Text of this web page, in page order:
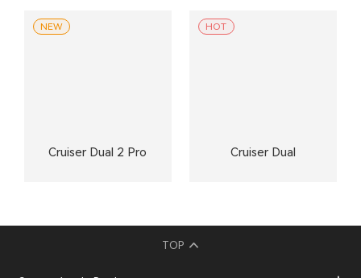
Cruiser Dual 2 Pro
NEW
Cruiser Dual
HOT
TOP